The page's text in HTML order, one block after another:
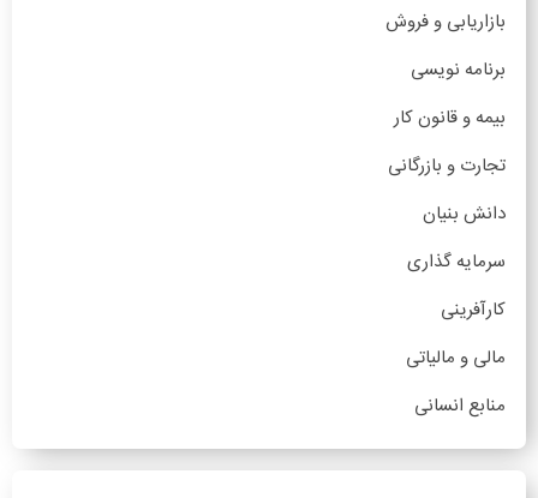
بازاریابی و فروش
برنامه نویسی
بیمه و قانون کار
تجارت و بازرگانی
دانش بنیان
سرمایه گذاری
کارآفرینی
مالی و مالیاتی
منابع انسانی